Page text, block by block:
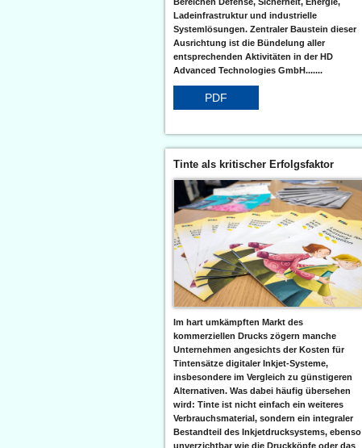
Ladeinfrastruktur und industrielle
Systemlösungen. Zentraler Baustein dieser
Ausrichtung ist die Bündelung aller
entsprechenden Aktivitäten in der HD
Advanced Technologies GmbH.......
PDF
Tinte als kritischer Erfolgsfaktor
Im hart umkämpften Markt des
kommerziellen Drucks zögern manche
Unternehmen angesichts der Kosten für
Tintensätze digitaler Inkjet-Systeme,
insbesondere im Vergleich zu günstigeren
Alternativen. Was dabei häufig übersehen
wird: Tinte ist nicht einfach ein weiteres
Verbrauchsmaterial, sondern ein integraler
Bestandteil des Inkjetdrucksystems, ebenso
unverzichtbar wie die Druckköpfe oder das